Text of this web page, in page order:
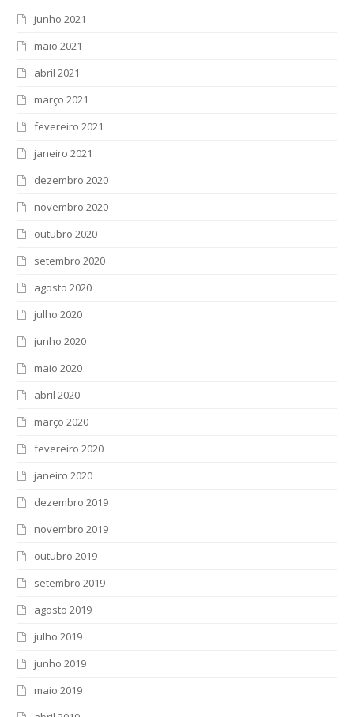
junho 2021
maio 2021
abril 2021
março 2021
fevereiro 2021
janeiro 2021
dezembro 2020
novembro 2020
outubro 2020
setembro 2020
agosto 2020
julho 2020
junho 2020
maio 2020
abril 2020
março 2020
fevereiro 2020
janeiro 2020
dezembro 2019
novembro 2019
outubro 2019
setembro 2019
agosto 2019
julho 2019
junho 2019
maio 2019